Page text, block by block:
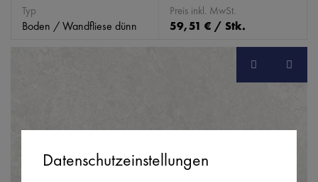
Typ
Boden / Wandfliese dünn
Preis inkl. MwSt.
59,51 € / Stk.
Datenschutzeinstellungen